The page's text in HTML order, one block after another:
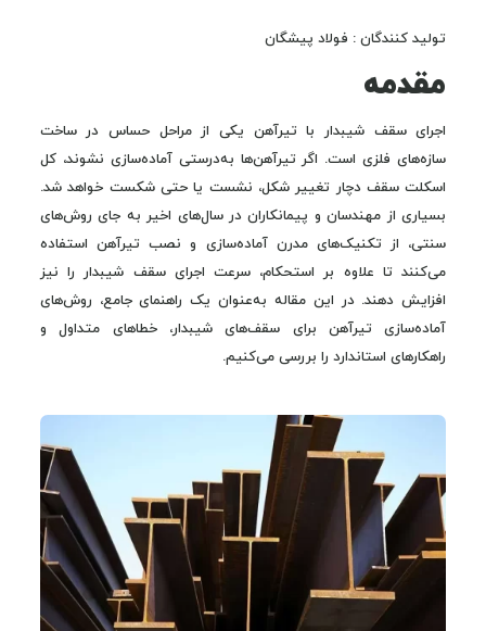
تولید کنندگان : فولاد پیشگان
مقدمه
اجرای سقف شیبدار با تیرآهن یکی از مراحل حساس در ساخت
سازه‌های فلزی است. اگر تیرآهن‌ها به‌درستی آماده‌سازی نشوند، کل
اسکلت سقف دچار تغییر شکل، نشست یا حتی شکست خواهد شد.
بسیاری از مهندسان و پیمانکاران در سال‌های اخیر به جای روش‌های
سنتی، از تکنیک‌های مدرن آماده‌سازی و نصب تیرآهن استفاده
می‌کنند تا علاوه بر استحکام، سرعت اجرای سقف شیبدار را نیز
افزایش دهند. در این مقاله به‌عنوان یک راهنمای جامع، روش‌های
آماده‌سازی تیرآهن برای سقف‌های شیبدار، خطاهای متداول و
راهکارهای استاندارد را بررسی می‌کنیم.